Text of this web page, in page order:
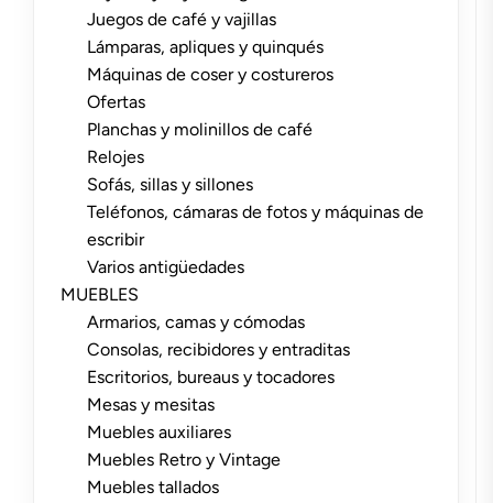
Juegos de café y vajillas
Lámparas, apliques y quinqués
Máquinas de coser y costureros
Ofertas
Planchas y molinillos de café
Relojes
Sofás, sillas y sillones
Teléfonos, cámaras de fotos y máquinas de
escribir
Varios antigüedades
MUEBLES
Armarios, camas y cómodas
Consolas, recibidores y entraditas
Escritorios, bureaus y tocadores
Mesas y mesitas
Muebles auxiliares
Muebles Retro y Vintage
Muebles tallados